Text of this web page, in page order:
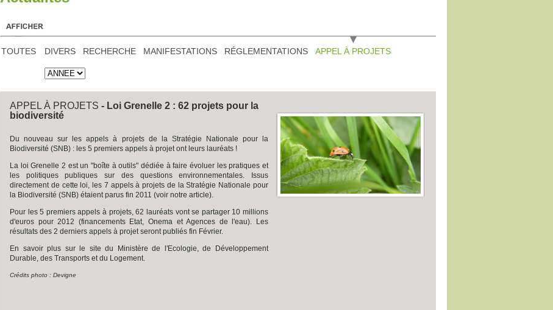
TOUTES DIVERS RECHERCHE MANIFESTATIONS RÉGLEMENTATIONS APPEL À PROJETS
APPEL À PROJETS - Loi Grenelle 2 : 62 projets pour la
biodiversité
Du nouveau sur les appels à projets de la Stratégie Nationale pour la
Biodiversité (SNB) : les 5 premiers appels à projet ont leurs lauréats !
La loi Grenelle 2 est un "boîte à outils" dédiée à faire évoluer les pratiques et
les politiques publiques sur des questions environnementales. Issus
directement de cette loi, les 7 appels à projets de la Stratégie Nationale pour
la Biodiversité (SNB) étaient parus fin 2011 (voir notre article).
Pour les 5 premiers appels à projets, 62 lauréats vont se partager 10 millions
d'euros pour 2012 (financements Etat, Onema et Agences de l'eau). Les
résultats des 2 derniers appels à projet seront publiés fin Février.
En savoir plus sur le site du Ministère de l'Ecologie, de Développement
Durable, des Transports et du Logement.
Crédits photo : Devigne